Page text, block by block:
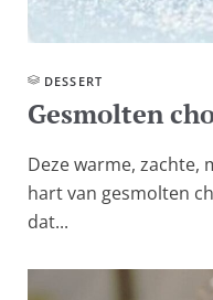
DESSERT
Gesmolten
Deze warme, zachte,
hart van gesmolten
dat...